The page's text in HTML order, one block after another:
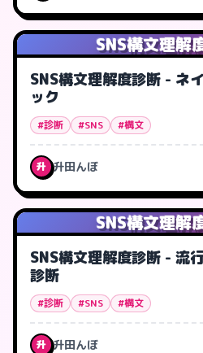
SNS構文理解
SNS構文理解度診断 - ネ
ック
#診断 #SNS #構文
升 升田んぼ
SNS構文理解
SNS構文理解度診断 - 流
診断
#診断 #SNS #構文
升 升田んぼ